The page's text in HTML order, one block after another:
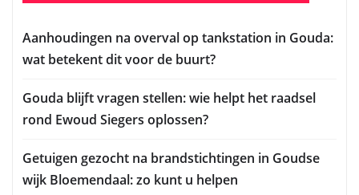
Aanhoudingen na overval op tankstation in Gouda:
wat betekent dit voor de buurt?
Gouda blijft vragen stellen: wie helpt het raadsel
rond Ewoud Siegers oplossen?
Getuigen gezocht na brandstichtingen in Goudse
wijk Bloemendaal: zo kunt u helpen